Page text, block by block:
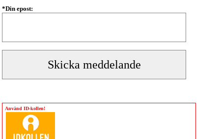
*Din epost:
Använd ID-kollen!